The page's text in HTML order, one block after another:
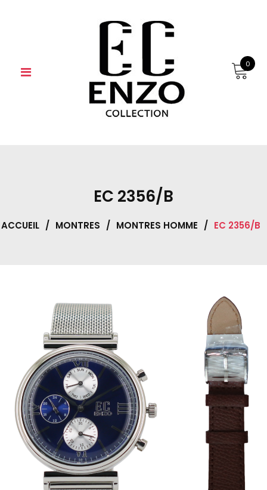
0
EC 2356/B
ACCUEIL / MONTRES / MONTRES HOMME / EC 2356/B